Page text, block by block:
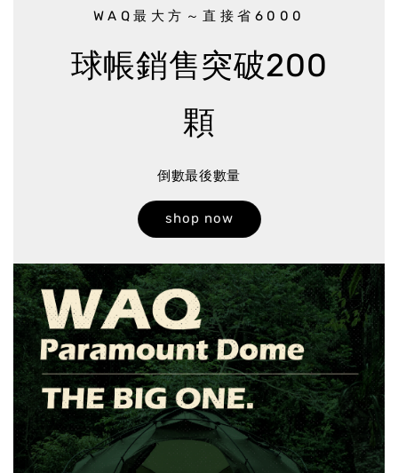
WAQ最大方～直接省6000
球帳銷售突破200
顆
倒數最後數量
shop now